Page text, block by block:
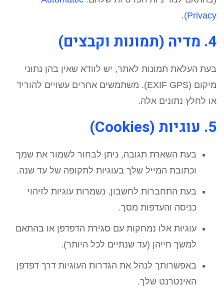
Privacy
).
4. מדיה (תמונות וקבצים)
בעת העלאת תמונות לאתר, יש לוודא שאין בהן נתוני
מיקום (EXIF GPS). משתמשים אחרים עשויים להוריד
או לחלץ נתונים אלה.
5. עוגיות (Cookies)
בעת השארת תגובה, ניתן לבחור לשמור את שמך
וכתובת המייל שלך בעוגיות לתקופה של עד שנה.
בעת התחברות לחשבון, נשמרות עוגיות לזיהוי
כניסה והעדפות מסך.
עוגיות אלו נמחקות עם סגירת הדפדפן או בהתאם
למשך חייהן (עד שנתיים לכל היותר).
באפשרותך לנהל את הגדרות העוגיות דרך דפדפן
האינטרנט שלך.